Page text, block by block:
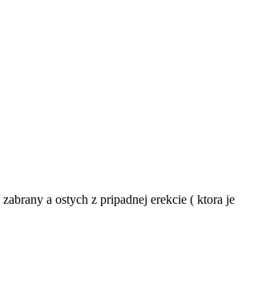
a ostych z pripadnej erekcie ( ktora je